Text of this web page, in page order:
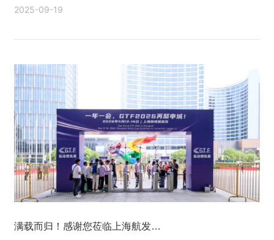
2025-09-19
满载而归！感谢您莅临上海航发燃机展A058展位！